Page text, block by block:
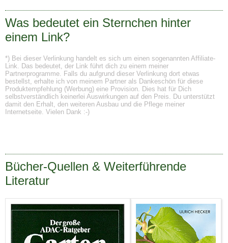
Was bedeutet ein Sternchen hinter
einem Link?
*) Bei dieser Verlinkung handelt es sich um einen sogenannten Affiliate-
Link. Das bedeutet, der Link führt dich zu einem meiner
Partnerprogramme. Falls du aufgrund dieser Verlinkung dort etwas
bestellst, erhalte ich von meinem Partner als Dankeschön für diese
Produktempfehlung (Werbung) eine Provision. Dies hat für Dich
selbstverständlich keinerlei Auswirkungen auf den Preis. Du unterstützt
damit den Erhalt, den weiteren Ausbau und die Pflege meiner
Internetseite. Vielen Dank :-)
Bücher-Quellen & Weiterführende
Literatur